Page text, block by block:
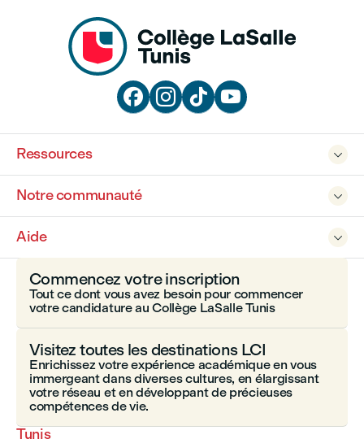
   

Ressources

Notre communauté

Aide
Tunis
Commencez votre inscription
Tout ce dont vous avez besoin pour commencer
votre candidature au Collège LaSalle Tunis
Visitez toutes les destinations LCI
Enrichissez votre expérience académique en vous
immergeant dans diverses cultures, en élargissant
votre réseau et en développant de précieuses
compétences de vie.